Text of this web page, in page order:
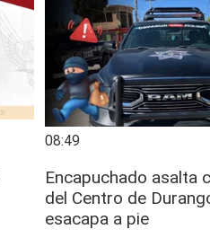
08:49
Encapuchado asalta
del Centro de
esacapa a pie